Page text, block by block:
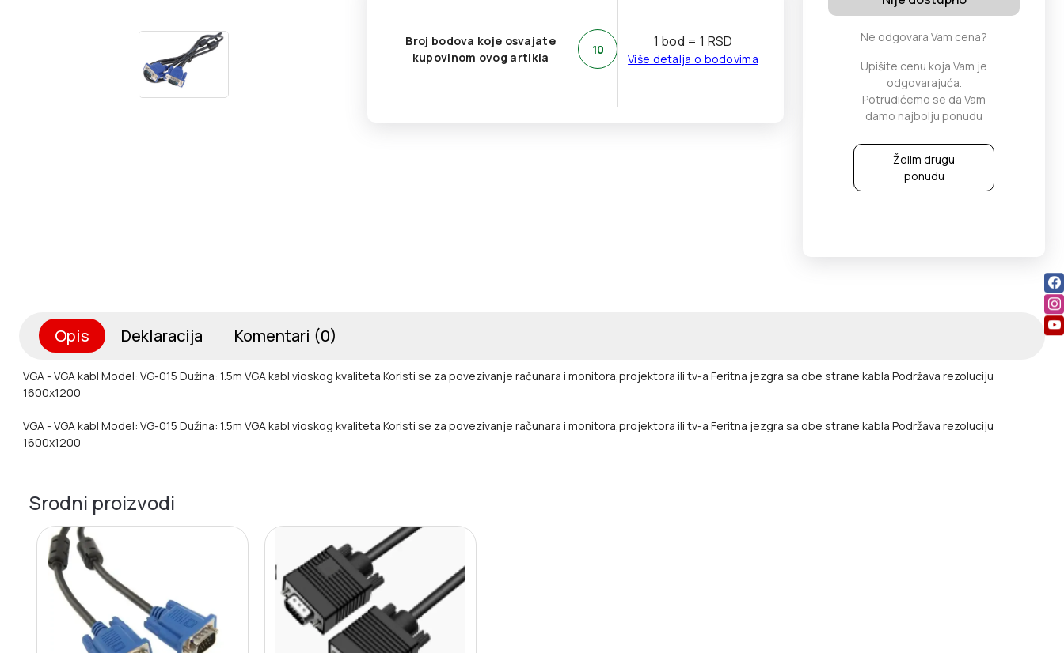
Broj bodova koje osvajate
kupovinom ovog artikla
10 1 bod = 1 RSD
Više detalja o bodovima
Ne odgovara Vam cena?
Upišite cenu koja Vam je
odgovarajuća.
Potrudićemo se da Vam
damo najbolju ponudu
Želim drugu
ponudu
Opis Deklaracija Komentari (0)
VGA - VGA kabl Model: VG-015 Dužina: 1.5m VGA kabl vioskog kvaliteta Koristi se za povezivanje računara i monitora,projektora ili tv-a Feritna jezgra sa obe strane kabla Podržava rezoluciju
1600x1200
VGA - VGA kabl Model: VG-015 Dužina: 1.5m VGA kabl vioskog kvaliteta Koristi se za povezivanje računara i monitora,projektora ili tv-a Feritna jezgra sa obe strane kabla Podržava rezoluciju
1600x1200
Srodni proizvodi